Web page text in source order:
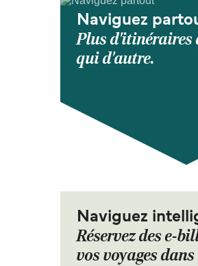
Naviguez
Plus d'itinéraires
qui d'autre.
Naviguez
Réservez des e-
vos voyages